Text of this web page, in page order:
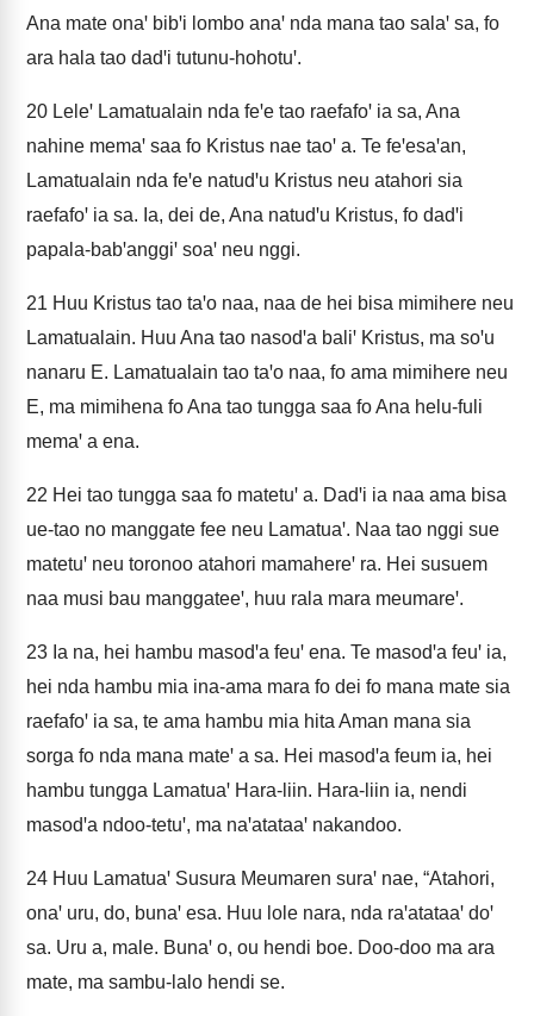
Ana mate onaꞌ bibꞌi lombo anaꞌ nda mana tao salaꞌ sa, fo
ara hala tao dadꞌi tutunu-hohotuꞌ.
20 Leleꞌ Lamatualain nda feꞌe tao raefafoꞌ ia sa, Ana
nahine memaꞌ saa fo Kristus nae taoꞌ a. Te feꞌesaꞌan,
Lamatualain nda feꞌe natudꞌu Kristus neu atahori sia
raefafoꞌ ia sa. Ia, dei de, Ana natudꞌu Kristus, fo dadꞌi
papala-babꞌanggiꞌ soaꞌ neu nggi.
21 Huu Kristus tao taꞌo naa, naa de hei bisa mimihere neu
Lamatualain. Huu Ana tao nasodꞌa baliꞌ Kristus, ma soꞌu
nanaru E. Lamatualain tao taꞌo naa, fo ama mimihere neu
E, ma mimihena fo Ana tao tungga saa fo Ana helu-fuli
memaꞌ a ena.
22 Hei tao tungga saa fo matetuꞌ a. Dadꞌi ia naa ama bisa
ue-tao no manggate fee neu Lamatuaꞌ. Naa tao nggi sue
matetuꞌ neu toronoo atahori mamahereꞌ ra. Hei susuem
naa musi bau manggateeꞌ, huu rala mara meumareꞌ.
23 Ia na, hei hambu masodꞌa feuꞌ ena. Te masodꞌa feuꞌ ia,
hei nda hambu mia ina-ama mara fo dei fo mana mate sia
raefafoꞌ ia sa, te ama hambu mia hita Aman mana sia
sorga fo nda mana mateꞌ a sa. Hei masodꞌa feum ia, hei
hambu tungga Lamatuaꞌ Hara-liin. Hara-liin ia, nendi
masodꞌa ndoo-tetuꞌ, ma naꞌatataaꞌ nakandoo.
24 Huu Lamatuaꞌ Susura Meumaren suraꞌ nae, “Atahori,
onaꞌ uru, do, bunaꞌ esa. Huu lole nara, nda raꞌatataaꞌ doꞌ
sa. Uru a, male. Bunaꞌ o, ou hendi boe. Doo-doo ma ara
mate, ma sambu-lalo hendi se.